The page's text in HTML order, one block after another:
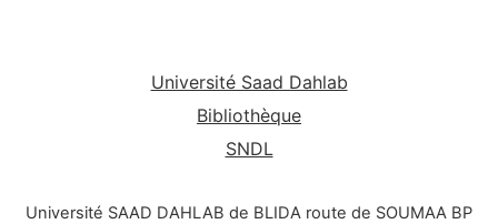
Université Saad Dahlab
Bibliothèque
SNDL
Université SAAD DAHLAB de BLIDA route de SOUMAA BP